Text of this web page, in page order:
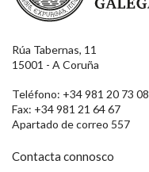
Rúa Tabernas, 11
15001 - A Coruña
Teléfono: +34 981 20 73 08
Fax: +34 981 21 64 67
Apartado de correo 557
Contacta connosco